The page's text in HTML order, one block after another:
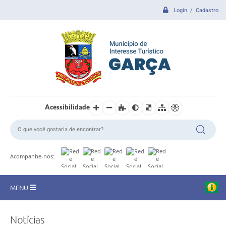
Login / Cadastro
Acessibilidade
Acompanhe-nos:
MENU
CIDADE
Notícias